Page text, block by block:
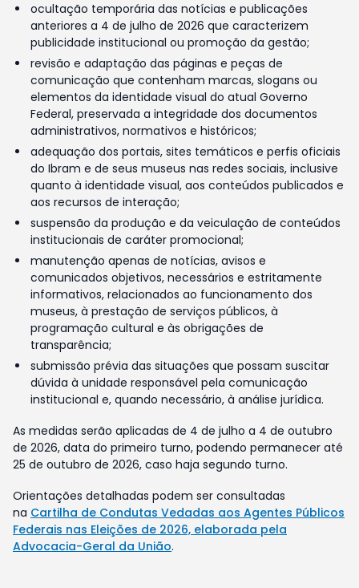
ocultação temporária das notícias e publicações
anteriores a 4 de julho de 2026 que caracterizem
publicidade institucional ou promoção da gestão;
revisão e adaptação das páginas e peças de
comunicação que contenham marcas, slogans ou
elementos da identidade visual do atual Governo
Federal, preservada a integridade dos documentos
administrativos, normativos e históricos;
adequação dos portais, sites temáticos e perfis oficiais
do Ibram e de seus museus nas redes sociais, inclusive
quanto à identidade visual, aos conteúdos publicados e
aos recursos de interação;
suspensão da produção e da veiculação de conteúdos
institucionais de caráter promocional;
manutenção apenas de notícias, avisos e
comunicados objetivos, necessários e estritamente
informativos, relacionados ao funcionamento dos
museus, à prestação de serviços públicos, à
programação cultural e às obrigações de
transparência;
submissão prévia das situações que possam suscitar
dúvida à unidade responsável pela comunicação
institucional e, quando necessário, à análise jurídica.
As medidas serão aplicadas de 4 de julho a 4 de outubro
de 2026, data do primeiro turno, podendo permanecer até
25 de outubro de 2026, caso haja segundo turno.
Orientações detalhadas podem ser consultadas
na Cartilha de Condutas Vedadas aos Agentes Públicos
Federais nas Eleições de 2026, elaborada pela
Advocacia-Geral da União.